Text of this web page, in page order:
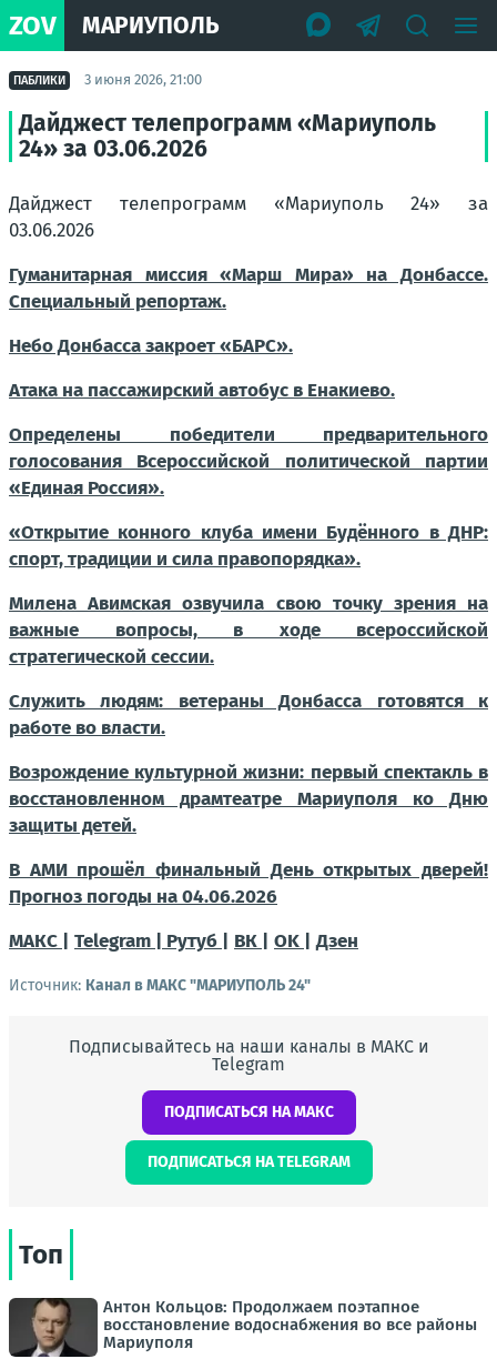
ZOV МАРИУПОЛЬ
ПАБЛИКИ 3 июня 2026, 21:00
Дайджест телепрограмм «Мариуполь
24» за 03.06.2026
Дайджест телепрограмм «Мариуполь 24» за
03.06.2026
Гуманитарная миссия «Марш Мира» на Донбассе.
Специальный репортаж.
Небо Донбасса закроет «БАРС».
Атака на пассажирский автобус в Енакиево.
Определены победители предварительного
голосования Всероссийской политической партии
«Единая Россия».
«Открытие конного клуба имени Будённого в ДНР:
спорт, традиции и сила правопорядка».
Милена Авимская озвучила свою точку зрения на
важные вопросы, в ходе всероссийской
стратегической сессии.
Служить людям: ветераны Донбасса готовятся к
работе во власти.
Возрождение культурной жизни: первый спектакль в
восстановленном драмтеатре Мариуполя ко Дню
защиты детей.
В АМИ прошёл финальный День открытых дверей!
Прогноз погоды на 04.06.2026
МАКС |
Telegram | Рутуб | ВК | OK | Дзен
Источник: Канал в МАКС "МАРИУПОЛЬ 24"
Подписывайтесь на наши каналы в МАКС и
Telegram
ПОДПИСАТЬСЯ НА МАКС
ПОДПИСАТЬСЯ НА TELEGRAM
Топ
Антон Кольцов: Продолжаем поэтапное
восстановление водоснабжения во все районы
Мариуполя